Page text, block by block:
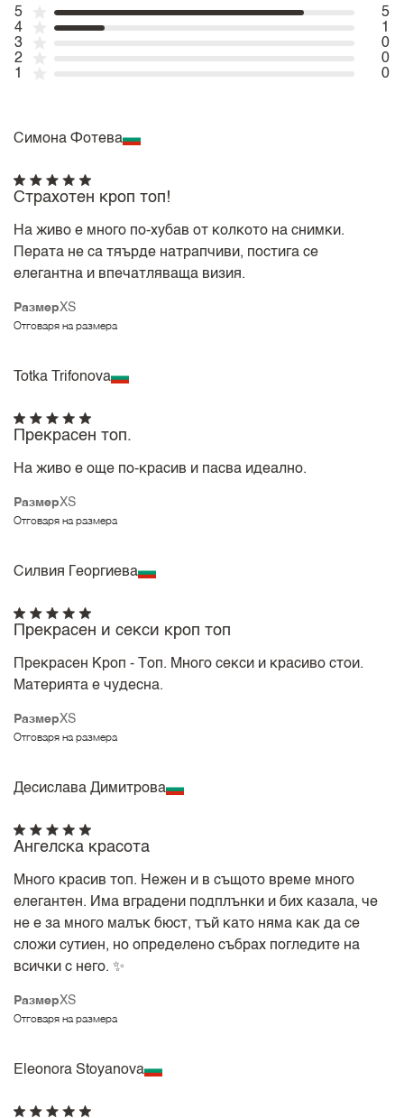
5
5
4
1
3
0
2
0
1
0
Симона Фотева
РазмерXS
Отговаря на размера
Страхотен кроп топ!
На живо е много по-хубав от колкото на снимки.
Перата не са тяърде натрапчиви, постига се
елегантна и впечатляваща визия.
Totka Trifonova
РазмерXS
Отговаря на размера
Прекрасен топ.
На живо е още по-красив и пасва идеално.
Силвия Георгиева
РазмерXS
Отговаря на размера
Прекрасен и секси кроп топ
Прекрасен Кроп - Топ. Много секси и красиво стои.
Материята е чудесна.
Десислава Димитрова
РазмерXS
Отговаря на размера
Ангелска красота
Много красив топ. Нежен и в същото време много
елегантен. Има вградени подплънки и бих казала, че
не е за много малък бюст, тъй като няма как да се
сложи сутиен, но определено събрах погледите на
всички с него. ✨
Eleonora Stoyanova